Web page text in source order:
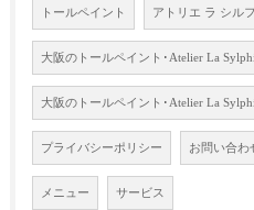
トールペイント アトリエ ラ シル
大阪のトールペイント･Atelier La
大阪のトールペイント･Atelier La
プライバシーポリシー お問い合わ
メニュー サービス